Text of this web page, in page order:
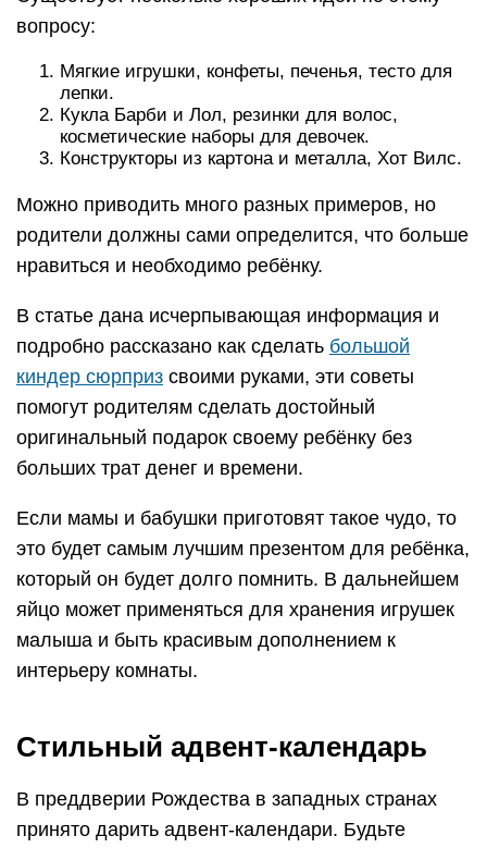
вопросу:
Мягкие игрушки, конфеты, печенья, тесто для
лепки.
Кукла Барби и Лол, резинки для волос,
косметические наборы для девочек.
Конструкторы из картона и металла, Хот Вилс.
Можно приводить много разных примеров, но
родители должны сами определится, что больше
нравиться и необходимо ребёнку.
В статье дана исчерпывающая информация и
подробно рассказано как сделать большой
киндер сюрприз своими руками, эти советы
помогут родителям сделать достойный
оригинальный подарок своему ребёнку без
больших трат денег и времени.
Если мамы и бабушки приготовят такое чудо, то
это будет самым лучшим презентом для ребёнка,
который он будет долго помнить. В дальнейшем
яйцо может применяться для хранения игрушек
малыша и быть красивым дополнением к
интерьеру комнаты.
Стильный адвент-календарь
В преддверии Рождества в западных странах
принято дарить адвент-календари. Будьте